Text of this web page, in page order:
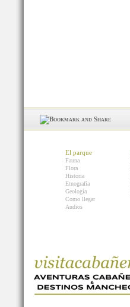
El parque
Fauna
Flora
Historia
Etnografía
Geología
Como llegar
Audios